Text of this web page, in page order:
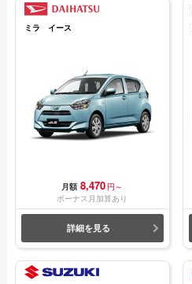
ミラ イース
月額 8,470 円～
ボーナス月加算あり
詳細を見る